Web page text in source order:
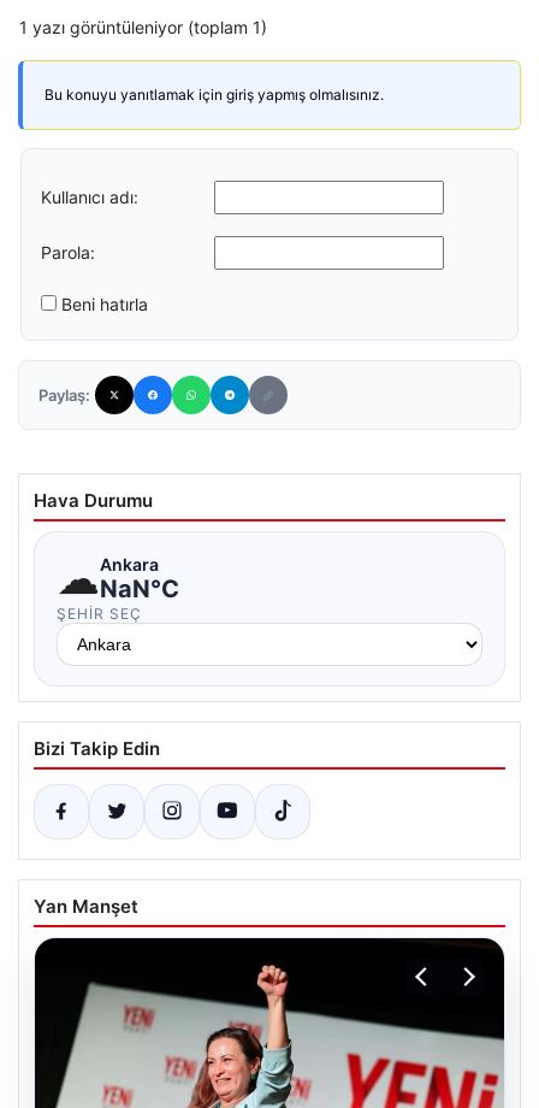
1 yazı görüntüleniyor (toplam 1)
Bu konuyu yanıtlamak için giriş yapmış olmalısınız.
Kullanıcı adı:
Parola:
Beni hatırla
Paylaş:
Hava Durumu
☁Ankara
NaN°C
ŞEHIR SEÇ
Bizi Takip Edin
Yan Manşet